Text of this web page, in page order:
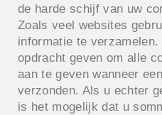
de harde schijf van uw
Zoals veel websites
informatie te
opdracht geven om alle
aan te geven wanneer
verzonden. Als u echter
is het mogelijk dat u